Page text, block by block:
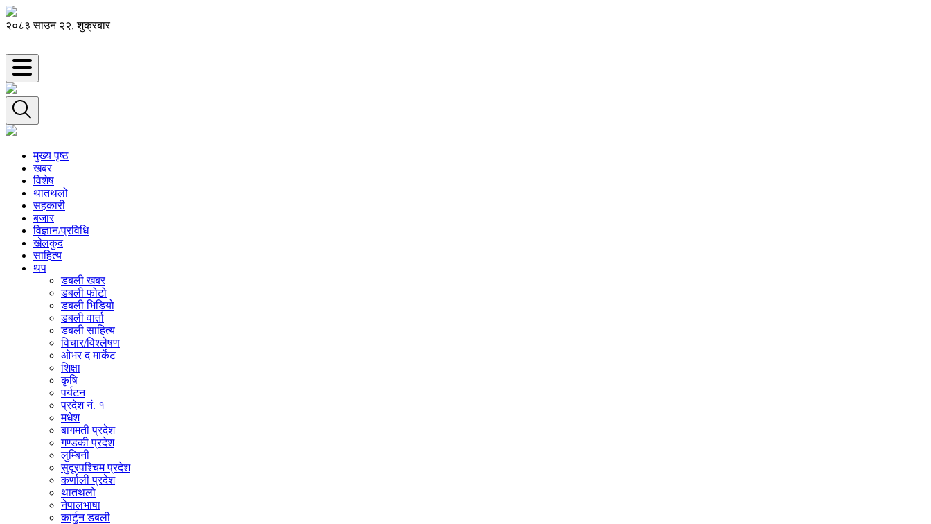
२०८३ साउन २२, शुक्रबार
मुख्य पृष्ठ
खबर
विशेष
थातथलो
सहकारी
बजार
विज्ञान/प्रविधि
खेलकुद
साहित्य
थप
डबली खबर
डबली फोटो
डबली भिडियो
डबली वार्ता
डबली साहित्य
विचार/विश्‍लेषण
ओभर द मार्केट
शिक्षा
कृषि
पर्यटन
प्रदेश नं. १
मधेश
बागमती प्रदेश
गण्डकी प्रदेश
लुम्बिनी
सुदूरपश्चिम प्रदेश
कर्णाली प्रदेश
थातथलो
नेपालभाषा
कार्टुन डबली